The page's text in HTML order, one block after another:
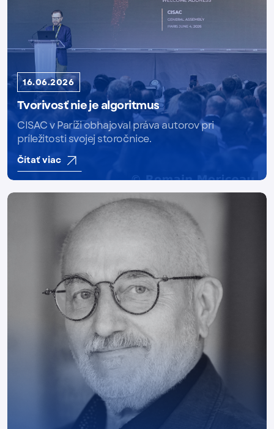
16.06.2026
Tvorivosť nie je algoritmus
CISAC v Paríži obhajoval práva autorov pri
príležitosti svojej storočnice.
Čítať viac